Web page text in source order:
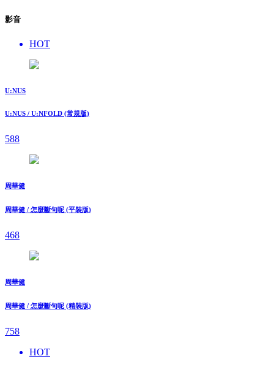
影音
HOT
U:NUS
U:NUS / U:NFOLD (常規版)
588
周華健
周華健 / 怎麼斷句呢 (平裝版)
468
周華健
周華健 / 怎麼斷句呢 (精裝版)
758
HOT